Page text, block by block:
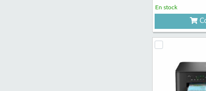
En stock